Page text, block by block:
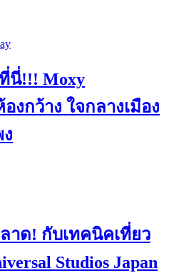
นี่!!! Moxy
งกว้าง ใจกลางเมือง
าด! กับเทคนิคเที่ยว
Studios Japan